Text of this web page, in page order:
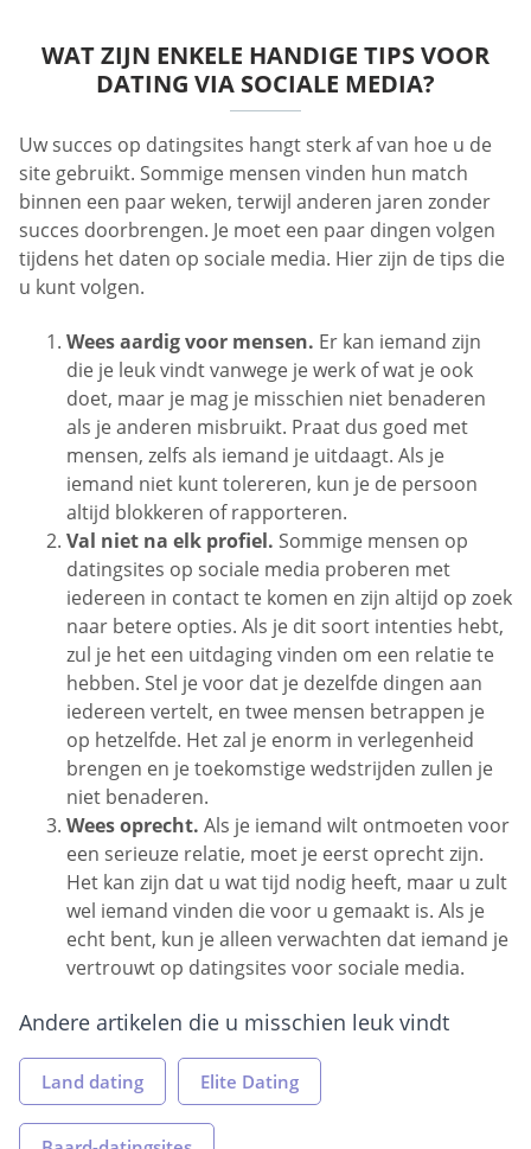
WAT ZIJN ENKELE HANDIGE TIPS VOOR
DATING VIA SOCIALE MEDIA?
Uw succes op datingsites hangt sterk af van hoe u de
site gebruikt. Sommige mensen vinden hun match
binnen een paar weken, terwijl anderen jaren zonder
succes doorbrengen. Je moet een paar dingen volgen
tijdens het daten op sociale media. Hier zijn de tips die
u kunt volgen.
Wees aardig voor mensen. Er kan iemand zijn
die je leuk vindt vanwege je werk of wat je ook
doet, maar je mag je misschien niet benaderen
als je anderen misbruikt. Praat dus goed met
mensen, zelfs als iemand je uitdaagt. Als je
iemand niet kunt tolereren, kun je de persoon
altijd blokkeren of rapporteren.
Val niet na elk profiel. Sommige mensen op
datingsites op sociale media proberen met
iedereen in contact te komen en zijn altijd op zoek
naar betere opties. Als je dit soort intenties hebt,
zul je het een uitdaging vinden om een relatie te
hebben. Stel je voor dat je dezelfde dingen aan
iedereen vertelt, en twee mensen betrappen je
op hetzelfde. Het zal je enorm in verlegenheid
brengen en je toekomstige wedstrijden zullen je
niet benaderen.
Wees oprecht. Als je iemand wilt ontmoeten voor
een serieuze relatie, moet je eerst oprecht zijn.
Het kan zijn dat u wat tijd nodig heeft, maar u zult
wel iemand vinden die voor u gemaakt is. Als je
echt bent, kun je alleen verwachten dat iemand je
vertrouwt op datingsites voor sociale media.
Andere artikelen die u misschien leuk vindt
Land dating Elite Dating